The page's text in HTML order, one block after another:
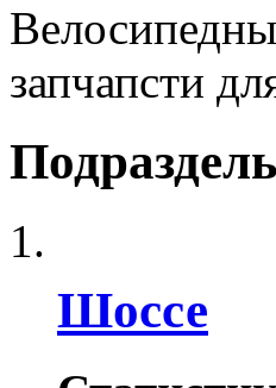
запчапсти
Шоссе